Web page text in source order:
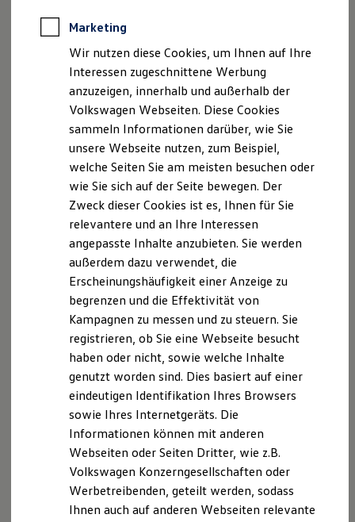
Notdienst und Pannenhilfe
Software, Konnektivität & Apps
California App
VW Connect für Ihren ID. Buzz
VW Connect für Ihren Transporter/Caravelle
VW Connect für Ihren Amarok
VW Connect für andere Modelle
Connect Pro
Fleet Interface Data
Multistop Pathfinder
Übersicht Software Updates
Digitales Bordbuch
Fahrerassistenz- und Sicherheitssysteme
Kontrollleuchten
Batterieverordnung
XTL-Dieselkraftstoff
Ersatzteile und Betriebsflüssigkeiten
Original Zubehör und Lifestyle Produkte
myVolkswagen
myVolkswagen Business
Elektrisch & Autonom
Elektro - & Hybridfahrzeuge
Unser Ansatz
Klimafreundlicher Strom
Reichweite & Ladelösungen
Reichweitensimulator
Ladezeitensimulator
Ladelösungen für Privatkunden
Ladelösungen für Gewerbekunden
Bidirektionales Laden
Förderung & Kosten der Elektrofahrzeuge
Fördermöglichkeiten für Privatkunden
Marketing
Wir nutzen diese Cookies, um Ihnen auf Ihre
Interessen zugeschnittene Werbung
anzuzeigen, innerhalb und außerhalb der
Volkswagen Webseiten. Diese Cookies
sammeln Informationen darüber, wie Sie
unsere Webseite nutzen, zum Beispiel,
welche Seiten Sie am meisten besuchen oder
wie Sie sich auf der Seite bewegen. Der
Zweck dieser Cookies ist es, Ihnen für Sie
relevantere und an Ihre Interessen
angepasste Inhalte anzubieten. Sie werden
außerdem dazu verwendet, die
Erscheinungshäufigkeit einer Anzeige zu
begrenzen und die Effektivität von
Kampagnen zu messen und zu steuern. Sie
registrieren, ob Sie eine Webseite besucht
haben oder nicht, sowie welche Inhalte
genutzt worden sind. Dies basiert auf einer
eindeutigen Identifikation Ihres Browsers
sowie Ihres Internetgeräts. Die
Informationen können mit anderen
Webseiten oder Seiten Dritter, wie z.B.
Volkswagen Konzerngesellschaften oder
Werbetreibenden, geteilt werden, sodass
Ihnen auch auf anderen Webseiten relevante